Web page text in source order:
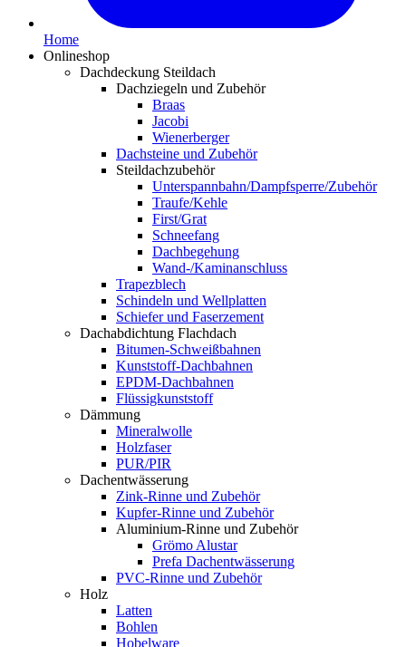
Home
Onlineshop
Dachdeckung Steildach
Dachziegeln und Zubehör
Braas
Jacobi
Wienerberger
Dachsteine und Zubehör
Steildachzubehör
Unterspannbahn/Dampfsperre/Zubehör
Traufe/Kehle
First/Grat
Schneefang
Dachbegehung
Wand-/Kaminanschluss
Trapezblech
Schindeln und Wellplatten
Schiefer und Faserzement
Dachabdichtung Flachdach
Bitumen-Schweißbahnen
Kunststoff-Dachbahnen
EPDM-Dachbahnen
Flüssigkunststoff
Dämmung
Mineralwolle
Holzfaser
PUR/PIR
Dachentwässerung
Zink-Rinne und Zubehör
Kupfer-Rinne und Zubehör
Aluminium-Rinne und Zubehör
Grömo Alustar
Prefa Dachentwässerung
PVC-Rinne und Zubehör
Holz
Latten
Bohlen
Hobelware